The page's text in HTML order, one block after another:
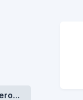
Rapporten en beroepen